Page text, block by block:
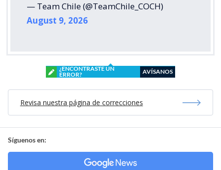
— Team Chile (@TeamChile_COCH)
August 9, 2026
¿ENCONTRASTE UN
ERROR?
AVÍSANOS
Revisa nuestra página de correcciones
Síguenos en: